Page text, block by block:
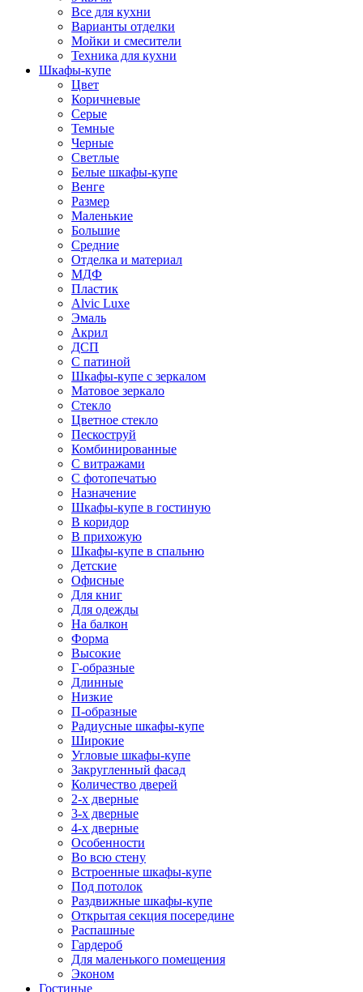
Все для кухни
Варианты отделки
Мойки и смесители
Техника для кухни
Шкафы-купе
Цвет
Коричневые
Серые
Темные
Черные
Светлые
Белые шкафы-купе
Венге
Размер
Маленькие
Большие
Средние
Отделка и материал
МДФ
Пластик
Alvic Luxe
Эмаль
Акрил
ДСП
С патиной
Шкафы-купе с зеркалом
Матовое зеркало
Стекло
Цветное стекло
Пескоструй
Комбинированные
С витражами
С фотопечатью
Назначение
Шкафы-купе в гостиную
В коридор
В прихожую
Шкафы-купе в спальню
Детские
Офисные
Для книг
Для одежды
На балкон
Форма
Высокие
Г-образные
Длинные
Низкие
П-образные
Радиусные шкафы-купе
Широкие
Угловые шкафы-купе
Закругленный фасад
Количество дверей
2-х дверные
3-х дверные
4-х дверные
Особенности
Во всю стену
Встроенные шкафы-купе
Под потолок
Раздвижные шкафы-купе
Открытая секция посередине
Распашные
Гардероб
Для маленького помещения
Эконом
Гостиные